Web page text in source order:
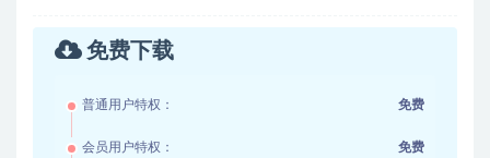
免费下载
普通用户特权： 免费
会员用户特权： 免费